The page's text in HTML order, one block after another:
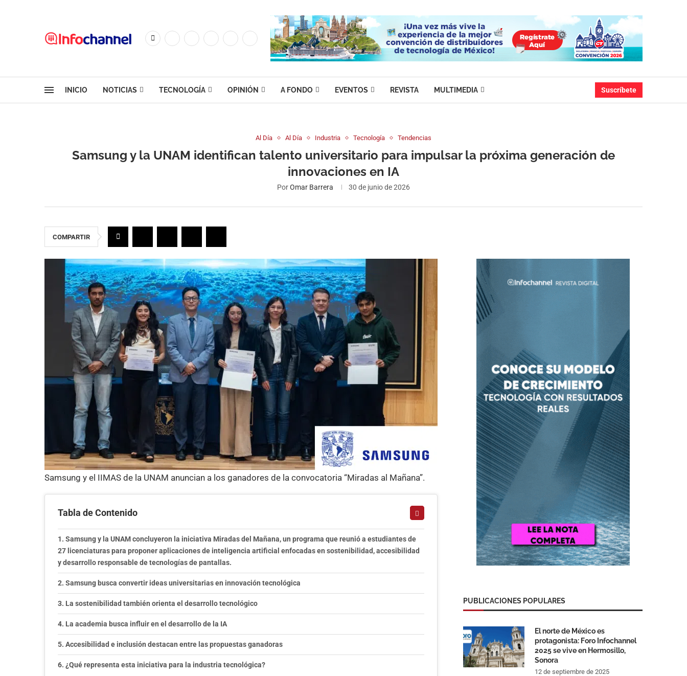
INICIO NOTICIAS TECNOLOGÍA OPINIÓN A FONDO EVENTOS REVISTA MULTIMEDIA Suscríbete
Al Día Al Día Industria Tecnología Tendencias
Samsung y la UNAM identifican talento universitario para impulsar la próxima generación de
innovaciones en IA
PorOmar Barrera 30 de junio de 2026
COMPARTIR
Samsung y el IIMAS de la UNAM anuncian a los ganadores de la convocatoria “Miradas al Mañana”.
Tabla de Contenido
Samsung y la UNAM concluyeron la iniciativa Miradas del Mañana, un programa que reunió a estudiantes de
27 licenciaturas para proponer aplicaciones de inteligencia artificial enfocadas en sostenibilidad, accesibilidad
y desarrollo responsable de tecnologías de pantallas.
Samsung busca convertir ideas universitarias en innovación tecnológica
La sostenibilidad también orienta el desarrollo tecnológico
La academia busca influir en el desarrollo de la IA
Accesibilidad e inclusión destacan entre las propuestas ganadoras
¿Qué representa esta iniciativa para la industria tecnológica?
PUBLICACIONES POPULARES
El norte de México es
protagonista: Foro Infochannel
2025 se vive en Hermosillo,
Sonora
12 de septiembre de 2025